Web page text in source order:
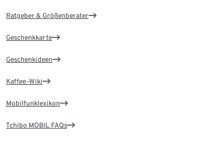
Ratgeber & Größenberater
Geschenkkarte
Geschenkideen
Kaffee-Wiki
Mobilfunklexikon
Tchibo MOBIL FAQs